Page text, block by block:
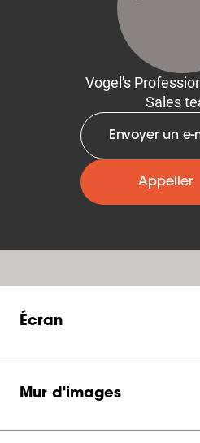
Vogel's
Sales
Envoyer un e-
Appeller
Écran
Mur d'images